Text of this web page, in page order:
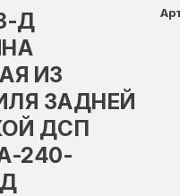
Д
ИЗ
ЗАДНЕЙ
ДСП
240-